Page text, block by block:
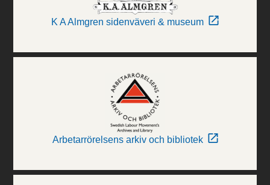
K A Almgren sidenväveri & museum
Arbetarrörelsens arkiv och bibliotek